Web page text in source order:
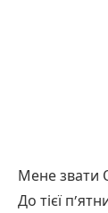
Мене звати
До тієї